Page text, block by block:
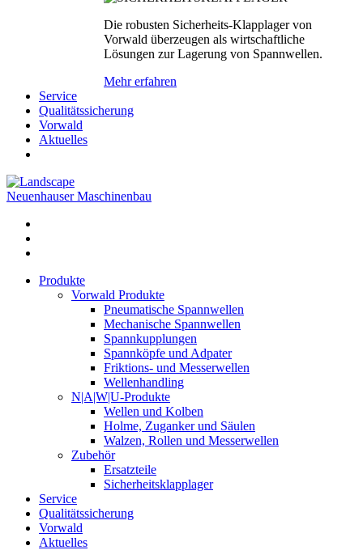
Die robusten Sicherheits-Klapplager von
Vorwald überzeugen als wirtschaftliche
Lösungen zur Lagerung von Spannwellen.
Mehr erfahren
Service
Qualitätssicherung
Vorwald
Aktuelles
Neuenhauser Maschinenbau
Produkte
Vorwald Produkte
Pneumatische Spannwellen
Mechanische Spannwellen
Spannkupplungen
Spannköpfe und Adpater
Friktions- und Messerwellen
Wellenhandling
N|A|W|U-Produkte
Wellen und Kolben
Holme, Zuganker und Säulen
Walzen, Rollen und Messerwellen
Zubehör
Ersatzteile
Sicherheitsklapplager
Service
Qualitätssicherung
Vorwald
Aktuelles